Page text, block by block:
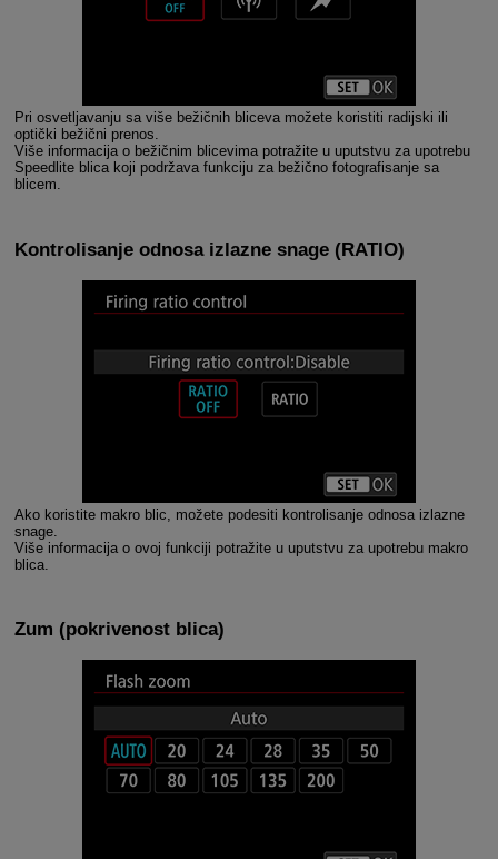
Pri osvetljavanju sa više bežičnih bliceva možete koristiti radijski ili
optički bežični prenos.
Više informacija o bežičnim blicevima potražite u uputstvu za upotrebu
Speedlite blica koji podržava funkciju za bežično fotografisanje sa
blicem.
Kontrolisanje odnosa izlazne snage(RATIO)
Ako koristite makro blic, možete podesiti kontrolisanje odnosa izlazne
snage.
Više informacija o ovoj funkciji potražite u uputstvu za upotrebu makro
blica.
Zum (pokrivenost blica)